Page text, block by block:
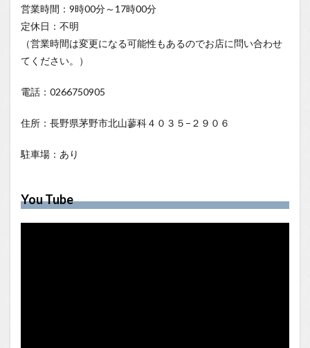
営業時間：9時00分～17時00分
定休日：不明
（営業時間は変更になる可能性もあるのでお店に問い合わせ
てください。）
電話：0266750905
住所：長野県茅野市北山蓼科４０３５−２９０６
駐車場：あり
You Tube